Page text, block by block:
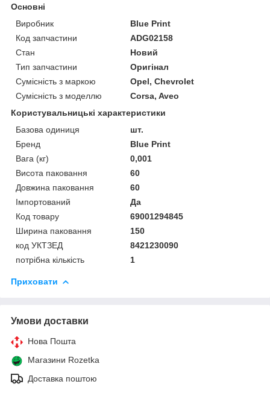
Основні
Виробник
Blue Print
Код запчастини
ADG02158
Стан
Новий
Тип запчастини
Оригінал
Сумісність з маркою
Opel, Chevrolet
Сумісність з моделлю
Corsa, Aveo
Користувальницькі характеристики
Базова одиниця
шт.
Бренд
Blue Print
Вага (кг)
0,001
Висота паковання
60
Довжина паковання
60
Імпортований
Да
Код товару
69001294845
Ширина паковання
150
код УКТЗЕД
8421230090
потрібна кількість
1
Приховати
Умови доставки
Нова Пошта
Магазини Rozetka
Доставка поштою